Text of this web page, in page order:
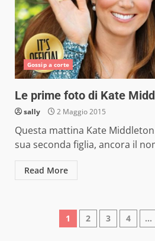
Gossip a corte
Le prime foto di Kate
sally 2 Maggio 2015
Questa mattina Kate
sua seconda figlia, ancora il
Read More
Paginazione
1 2 3 4 …